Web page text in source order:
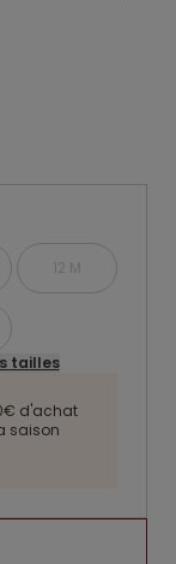
12 M
tailles
d'achat
saison